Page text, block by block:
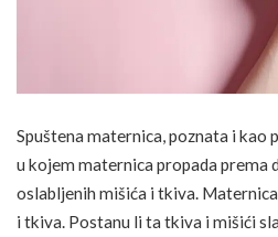
Spuštena maternica, poznata i kao
u kojem maternica propada prema
oslabljenih mišića i tkiva.
i tkiva. Postanu li ta tkiva i mišići